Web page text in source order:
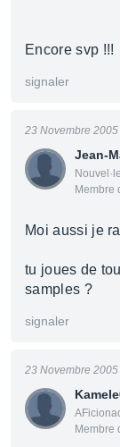
Encore svp !!!
signaler
Jean-
Membre
23 Novembre
Moi aussi je
tu joues de
samples ?
signaler
Membre
23 Novembre